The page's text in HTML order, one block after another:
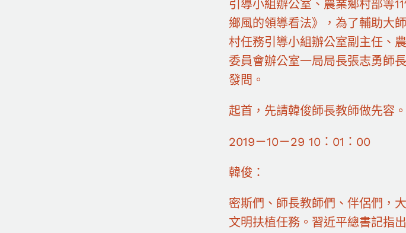
引導小組辦公室、農業鄉村部等
鄉風的領導看法》，為了輔助大
村任務引導小組辦公室副主任、
委員會辦公室一局局長張志勇師
發問。
起首，先請韓俊師長教師做先容。
2019－10－29 10：01：00
韓俊：
密斯們、師長教師們、伴侶們，
文明扶植任務。習近平總書記指